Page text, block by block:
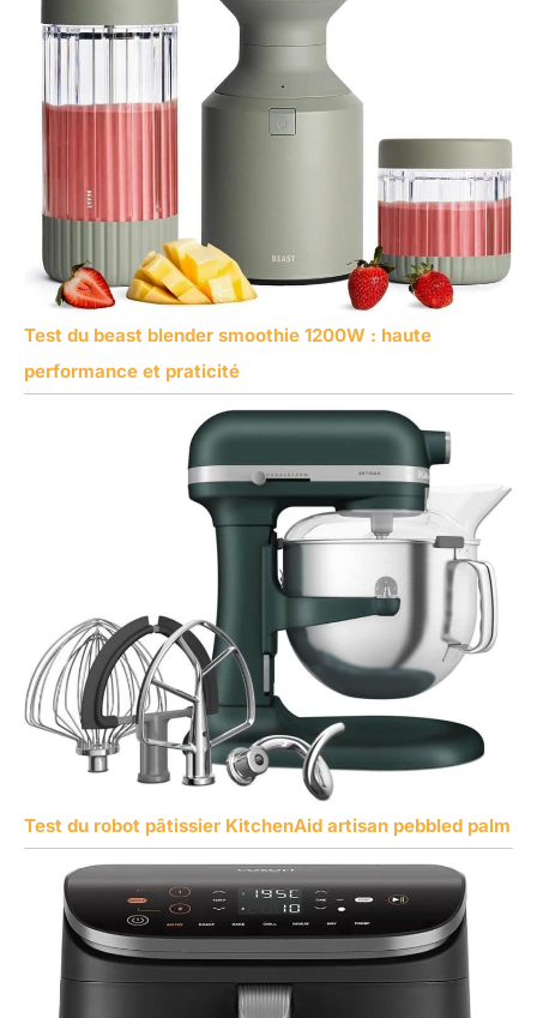
Test du beast blender smoothie 1200W : haute
performance et praticité
Test du robot pâtissier KitchenAid artisan pebbled palm